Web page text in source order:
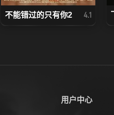
不能错过的只有你2 4.1
用户中心